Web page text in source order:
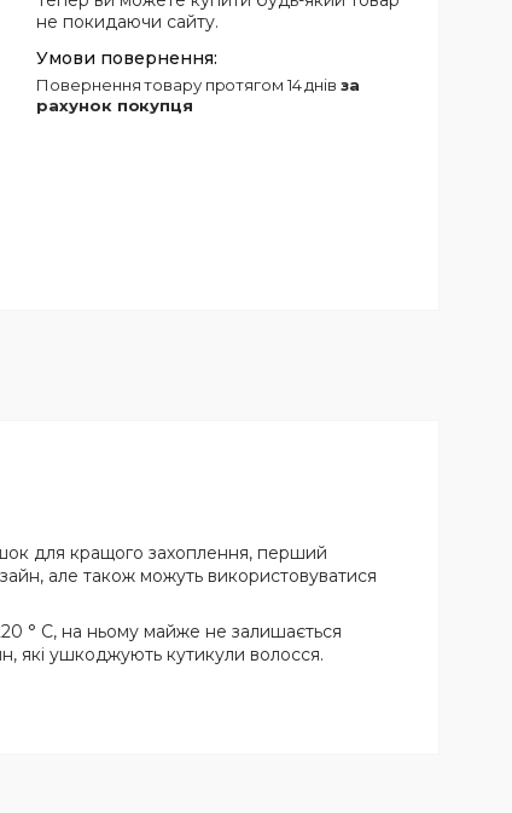
не покидаючи сайту.
повернення товару протягом 14 днів за
рахунок покупця
для кращого захоплення, перший
але також можуть використовуватися
° C, на ньому майже не залишається
які ушкоджують кутикули волосся.